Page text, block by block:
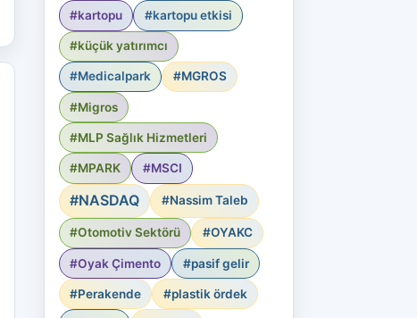
#kartopu #kartopu etkisi
#küçük yatırımcı
#Medicalpark #MGROS
#Migros
#MLP Sağlık Hizmetleri
#MPARK #MSCI
#NASDAQ #Nassim Taleb
#Otomotiv Sektörü #OYAKC
#Oyak Çimento #pasif gelir
#Perakende #plastik ördek